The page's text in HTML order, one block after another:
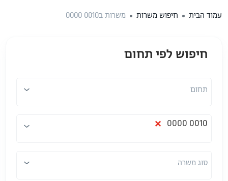
עמוד הבית חיפוש משרות משרות ב0010 0000
חיפוש לפי תחום
תחום
× 0010 0000
סוג משרה